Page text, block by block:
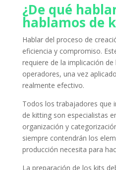
¿De qué
hablamos de
Hablar del proceso de
eficiencia y compromiso.
requiere de la implicación
operadores, una vez
realmente efectivo.
Todos los trabajadores que
de kitting son especialistas
organización y
siempre contendrán los
producción necesita para
La preparación de los kits